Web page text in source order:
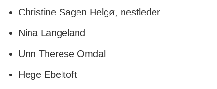
Christine Sagen Helgø, nestleder
Nina Langeland
Unn Therese Omdal
Hege Ebeltoft